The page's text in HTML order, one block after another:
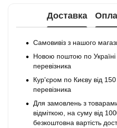
Доставка
Самовивіз з нашого
Новою поштою по
перевізника
Кур'єром по Києву від
перевізника
Для замовлень з
відміткою, на суму від
безкоштовна вартість